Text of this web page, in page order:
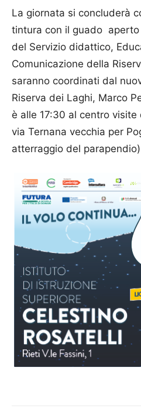
La giornata si concluderà
tintura con il guado
del Servizio didattico,
Comunicazione della
saranno coordinati dal
Riserva dei Laghi, Marco
è alle 17:30 al centro
via Ternana vecchia per
atterraggio del parapendio)